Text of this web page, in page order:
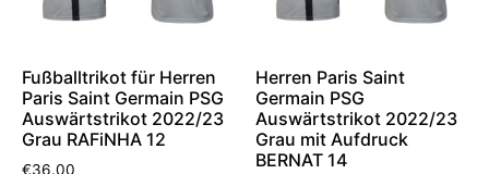
Fußballtrikot für Herren
Paris Saint Germain PSG
Auswärtstrikot 2022/23
Grau RAFiNHA 12
€36.00
Herren Paris Saint
Germain PSG
Auswärtstrikot 2022/23
Grau mit Aufdruck
BERNAT 14